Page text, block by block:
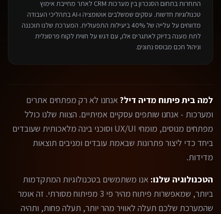
התחרות בתחום הסנכרון בין מערכות CRM לאתר
מחייבת אימוץ
טכנולוגיות חדשות. עסקים שמשלבים אוטומציה ו-AI בתהליכי העבודה
מדווחים על עלייה של 40% ביעילות התפעולית. המערכת שלנו תוכננה
לתת מענה בדיוק לאתגרים אלו, עם דגש על חווית לקוח פרסונלית
וניהול חכם מבוסס נתונים.
למה בית פיתוח מדיה דיל?אנחנו לא רק מפתחים אתרים
ומערכות - אנחנו שותפים עסקיים אמיתיים. הצוות שלנו כולל
מפתחים מנוסים, מומחי UX/UI וסוכני בינה מלאכותית שעובדים
ביחד כדי ליצור פתרונות שבאמת עובדים ומניבים תוצאות
מדידות.
הטכנולוגיה שלנו: אנו משתמשים בטכנולוגיות המתקדמות
ביותר, שמאפשרות פיתוח מהיר פי 3 מפיתוח מסורתי. זה אומר
שהמערכת שלכם תעלה לאוויר מהר יותר, תעלה פחות, ותהיה